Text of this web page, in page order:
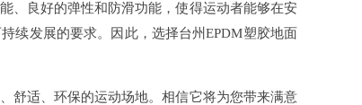
良好的弹性和防滑功能，使得运动者能够在安
续发展的要求。因此，选择台州EPDM塑胶地面
适、环保的运动场地。相信它将为您带来满意